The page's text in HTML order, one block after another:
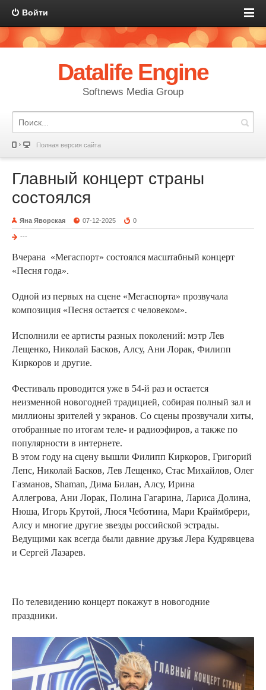
Войти
Datalife Engine
Softnews Media Group
Полная версия сайта
Главный концерт страны
состоялся
Яна Яворская 07-12-2025 0
---
Вчерана «Мегаспорт» состоялся масштабный концерт
«Песня года».
Одной из первых на сцене «Мегаспорта» прозвучала
композиция «Песня остается с человеком».
Исполнили ее артисты разных поколений: мэтр Лев
Лещенко, Николай Басков, Алсу, Ани Лорак, Филипп
Киркоров и другие.
Фестиваль проводится уже в 54-й раз и остается
неизменной новогодней традицией, собирая полный зал и
миллионы зрителей у экранов. Со сцены прозвучали хиты,
отобранные по итогам теле- и радиоэфиров, а также по
популярности в интернете.
В этом году на сцену вышли Филипп Киркоров, Григорий
Лепс, Николай Басков, Лев Лещенко, Стас Михайлов, Олег
Газманов, Shaman, Дима Билан, Алсу, Ирина
Аллегрова, Ани Лорак, Полина Гагарина, Лариса Долина,
Нюша, Игорь Крутой, Люся Чеботина, Мари Краймбрери,
Алсу и многие другие звезды российской эстрады.
Ведущими как всегда были давние друзья Лера Кудрявцева
и Сергей Лазарев.
По телевидению концерт покажут в новогодние
праздники.